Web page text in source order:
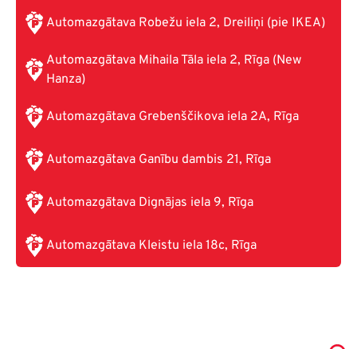
Automazgātava Robežu iela 2, Dreiliņi (pie IKEA)
Automazgātava Mihaila Tāla iela 2, Rīga (New
Hanza)
Automazgātava Grebenščikova iela 2A, Rīga
Automazgātava Ganību dambis 21, Rīga
Automazgātava Dignājas iela 9, Rīga
Automazgātava Kleistu iela 18c, Rīga